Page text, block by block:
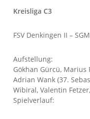
Kreisliga C3
FSV Denkingen II –
Aufstellung:
Gökhan Gürcü, Marius
Adrian Wank (37.
Wibiral, Valentin
Spielverlauf: